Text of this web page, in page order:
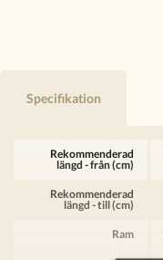
Specifikation
Rekommenderad
längd - från (cm)
Rekommenderad
längd - till (cm)
Ram